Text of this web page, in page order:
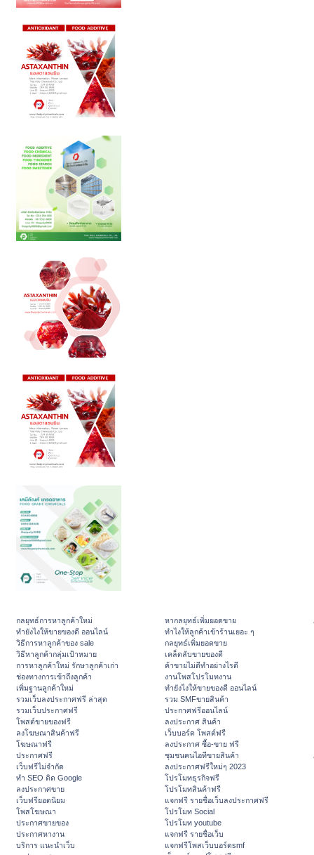
กลยุทธ์การหาลูกค้าใหม่
ทํายังไงให้ขายของดี ออนไลน์
วิธีการหาลูกค้าของ sale
วิธีหาลูกค้ากลุ่มเป้าหมาย
การหาลูกค้าใหม่ รักษาลูกค้าเก่า
ช่องทางการเข้าถึงลูกค้า
เพิ่มฐานลูกค้าใหม่
รวมเว็บลงประกาศฟรี ล่าสุด
รวมเว็บประกาศฟรี
โพสต์ขายของฟรี
ลงโฆษณาสินค้าฟรี
โฆษณาฟรี
ประกาศฟรี
เว็บฟรีไม่จำกัด
ทำ SEO ติด Google
ลงประกาศขาย
เว็บฟรียอดนิยม
โพสโฆษณา
ประกาศขายของ
ประกาศหางาน
บริการ แนะนำเว็บ
หากลยุทธ์เพิ่มยอดขาย
ทําไงให้ลูกค้าเข้าร้านเยอะ ๆ
กลยุทธ์เพิ่มยอดขาย
เคล็ดลับขายของดี
ค้าขายไม่ดีทำอย่างไรดี
งานโพสโปรโมทงาน
ทํายังไงให้ขายของดี ออนไลน์
รวม SMFขายสินค้า
ประกาศฟรีออนไลน์
ลงประกาศ สินค้า
เว็บบอร์ด โพสต์ฟรี
ลงประกาศ ซื้อ-ขาย ฟรี
ชุมชนคนไอทีขายสินค้า
ลงประกาศฟรีใหม่ๆ 2023
โปรโมทธุรกิจฟรี
โปรโมทสินค้าฟรี
แจกฟรี รายชื่อเว็บลงประกาศฟรี
โปรโมท Social
โปรโมท youtube
แจกฟรี รายชื่อเว็บ
แจกฟรีโพสเว็บบอร์ดsmf